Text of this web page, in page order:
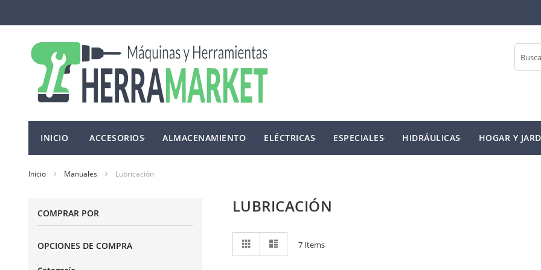
al
Buscar
INICIO ACCESORIOS ALMACENAMIENTO ELÉCTRICAS ESPECIALES HIDRÁULICAS HOGAR Y
Inicio Manuales Lubricación
LUBRICACIÓN
como
Cuadrícula 7Items
COMPRAR POR
OPCIONES DE COMPRA